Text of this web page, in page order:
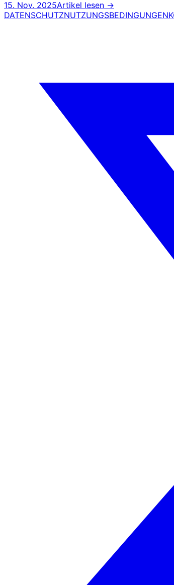
15. Nov. 2025Artikel lesen →
DATENSCHUTZNUTZUNGSBEDINGUNGEN